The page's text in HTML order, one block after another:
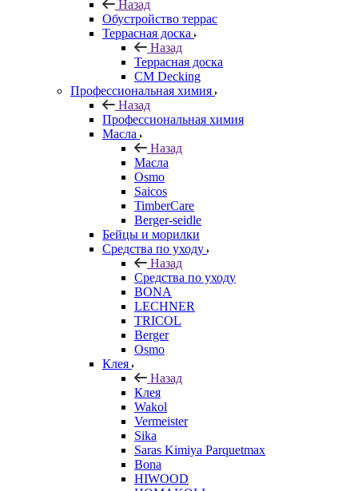
Назад
Обустройство террас
Террасная доска
Назад
Террасная доска
CM Decking
Профессиональная химия
Назад
Профессиональная химия
Масла
Назад
Масла
Osmo
Saicos
TimberCare
Berger-seidle
Бейцы и морилки
Средства по уходу
Назад
Средства по уходу
BONA
LECHNER
TRICOL
Berger
Osmo
Клея
Назад
Клея
Wakol
Vermeister
Sika
Saras Kimiya Parquetmax
Bona
HIWOOD